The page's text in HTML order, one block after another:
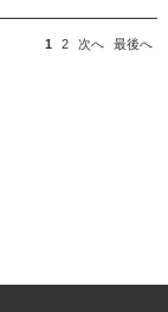
1 2 次へ 最後へ